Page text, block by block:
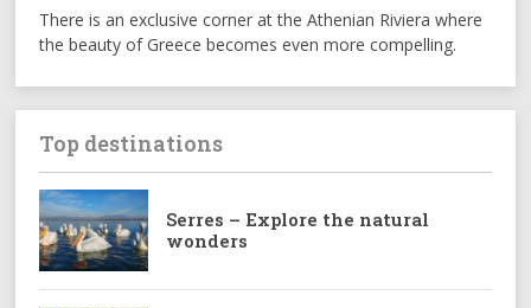
There is an exclusive corner at the Athenian Riviera where
the beauty of Greece becomes even more compelling.
Top destinations
Serres – Explore the natural
wonders